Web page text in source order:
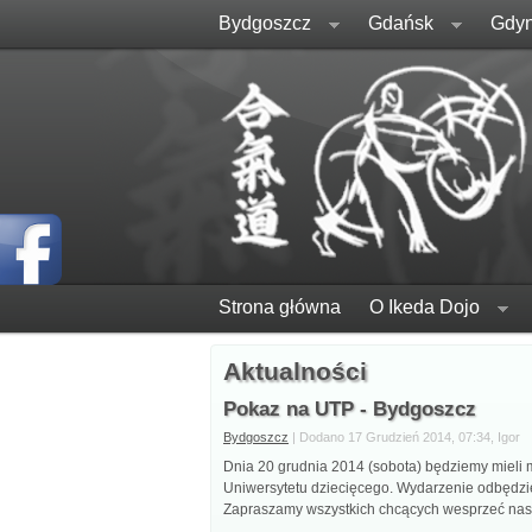
Bydgoszcz Gdańsk
Strona główna O Ikeda Dojo
Aktualności
Pokaz na UTP - Bydgoszcz
Bydgoszcz | Dodano 17 Grudzień 2014, 07:34, Igor
Dnia 20 grudnia 2014 (sobota) będziemy mieli
Uniwersytetu dziecięcego. Wydarzenie
Zapraszamy wszystkich chcących wesprzeć